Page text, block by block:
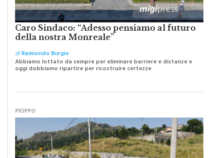
Caro Sindaco: “Adesso pensiamo al futuro
della nostra Monreale”
diRaimondo Burgio